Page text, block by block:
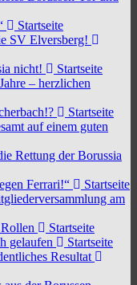
Startseite
SV Elversberg!
nicht!
Startseite
– herzlichen
Startseite
auf einem guten
Rettung der Borussia
Ferrari!“
Startseite
am
Startseite
gelaufen
Startseite
Resultat